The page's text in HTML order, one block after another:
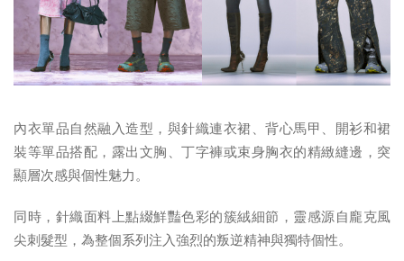
內衣單品自然融入造型，與針織連衣裙、背心馬甲、開衫和裙
裝等單品搭配，露出文胸、丁字褲或束身胸衣的精緻縫邊，突
顯層次感與個性魅力。
同時，針織面料上點綴鮮豔色彩的簇絨細節，靈感源自龐克風
尖刺髮型，為整個系列注入強烈的叛逆精神與獨特個性。